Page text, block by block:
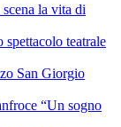
la vita di
teatrale
San Giorgio
“Un sogno